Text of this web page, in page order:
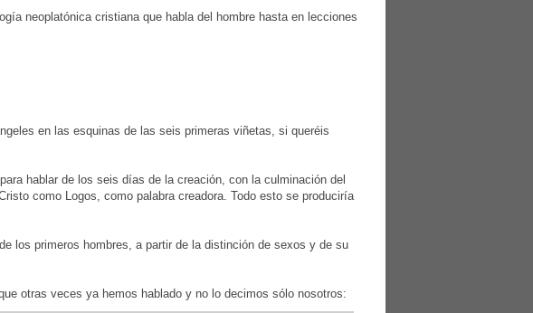
neoplatónica cristiana que habla del hombre hasta en lecciones
en las esquinas de las seis primeras viñetas, si queréis
hablar de los seis días de la creación, con la culminación del
como Logos, como palabra creadora. Todo esto se produciría
los primeros hombres, a partir de la distinción de sexos y de su
otras veces ya hemos hablado y no lo decimos sólo nosotros: